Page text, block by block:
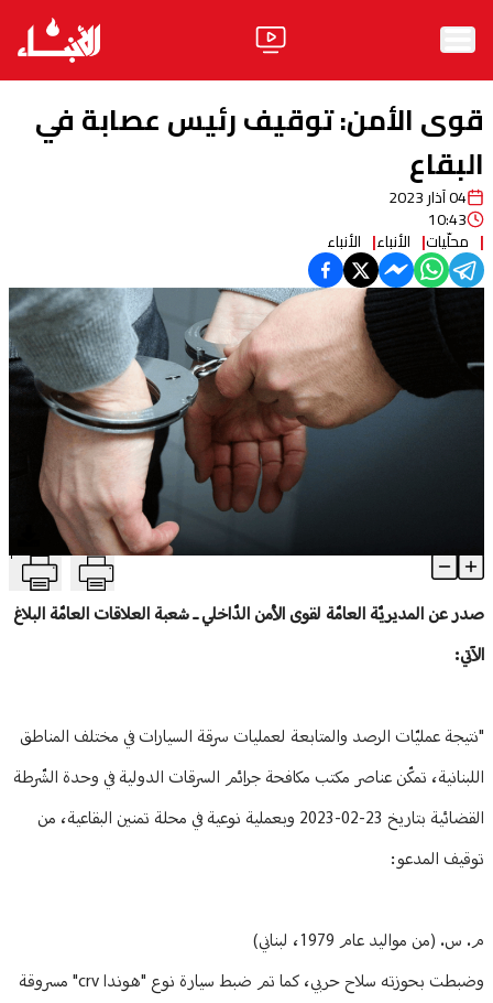
الأخبار
آراء
فيديو
مواقف
وليد جنبلاط
ابحث
قوى الأمن: توقيف رئيس عصابة في
البقاع
04 آذار 2023
10:43
محلّيات الأنباء الأنباء
قوى الأمن: توقيف رئيس عصابة في البقاع T
Article Content
صدر عن المديريّة العامّة لقوى الأمن الدّاخلي ـ شعبة العلاقات العامّة البلاغ
الآتي:
"نتيجة عمليّات الرصد والمتابعة لعمليات سرقة السيارات في مختلف المناطق
اللبنانية، تمكّن عناصر مكتب مكافحة جرائم السرقات الدولية في وحدة الشّرطة
القضائية بتاريخ 23-02-2023 وبعملية نوعية في محلة تمنين البقاعية، من
توقيف المدعو:
م. س. (من مواليد عام 1979، لبناني)
وضبطت بحوزته سلاح حربي، كما تم ضبط سيارة نوع "هوندا crv" مسروقة